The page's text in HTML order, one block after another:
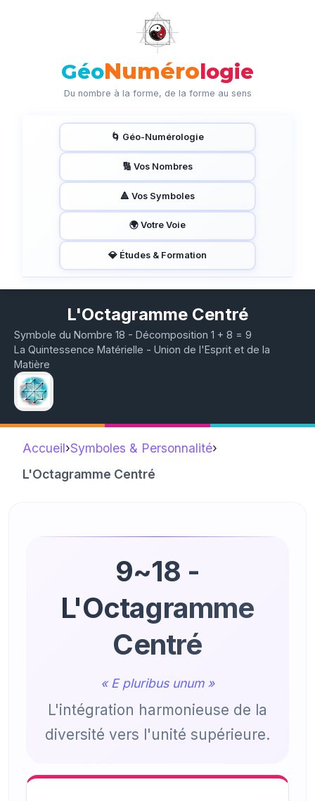
GéoNumérologie
Du nombre à la forme, de la forme au sens
🌀 Géo-Numérologie
🔢 Vos Nombres
🔺 Vos Symboles
🌍 Votre Voie
💎 Études & Formation
L'Octagramme Centré
Symbole du Nombre 18 - Décomposition 1 + 8 = 9
La Quintessence Matérielle - Union de l'Esprit et de la
Matière
Accueil›Symboles & Personnalité›
L'Octagramme Centré
9~18 -
L'Octagramme
Centré
« E pluribus unum »
L'intégration harmonieuse de la
diversité vers l'unité supérieure.